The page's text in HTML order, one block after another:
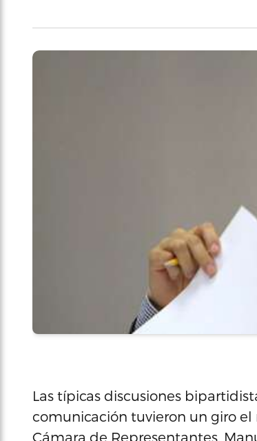
Las típicas discusiones
comunicación tuvieron un giro
Cámara de Representantes,